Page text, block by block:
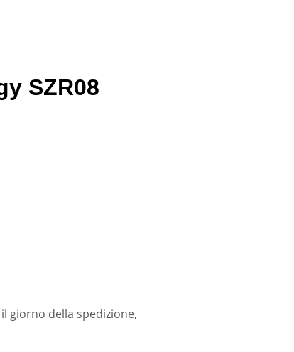
SZR08
giorno della spedizione,